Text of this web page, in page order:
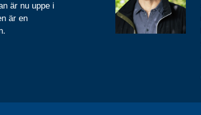
är nu uppe i
är en